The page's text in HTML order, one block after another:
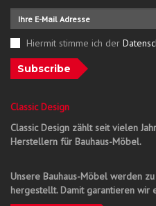
Hiermit stimme ich der
Subscribe
Classic Design
Classic Design zählt seit vielen
Herstellern für Bauhaus-Möbel.
Unsere Bauhaus-Möbel werden
hergestellt. Damit garantieren wir